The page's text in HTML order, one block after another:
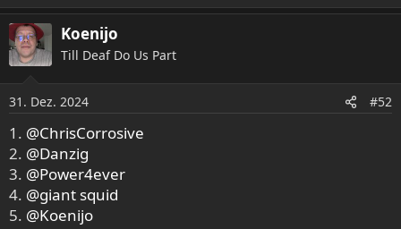
Koenijo
Till Deaf Do Us Part
31. Dez. 2024 #52
1. @ChrisCorrosive
2. @Danzig
3. @Power4ever
4. @giant squid
5. @Koenijo